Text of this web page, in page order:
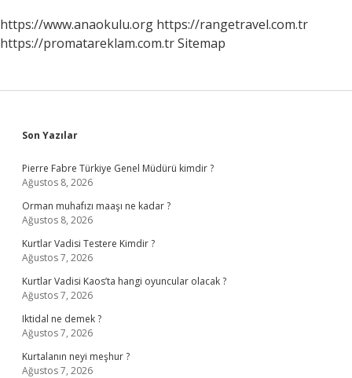
https://www.anaokulu.org https://rangetravel.com.tr
https://promatareklam.com.trSitemap
Sidebar
Son Yazılar
Pierre Fabre Türkiye Genel Müdürü kimdir ?
Ağustos 8, 2026
Orman muhafızı maaşı ne kadar ?
Ağustos 8, 2026
Kurtlar Vadisi Testere Kimdir ?
Ağustos 7, 2026
Kurtlar Vadisi Kaos’ta hangi oyuncular olacak ?
Ağustos 7, 2026
Iktidal ne demek ?
Ağustos 7, 2026
Kurtalanın neyi meşhur ?
Ağustos 7, 2026